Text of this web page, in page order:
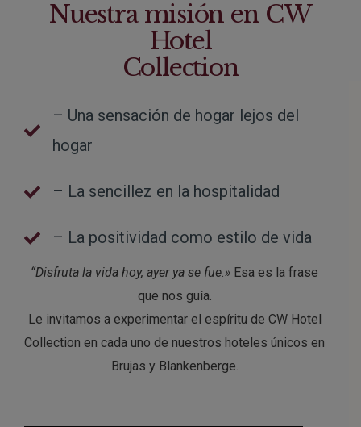
Nuestra misión en CW
Hotel
Collection
– Una sensación de hogar lejos del
hogar
– La sencillez en la hospitalidad
– La positividad como estilo de vida
“Disfruta la vida hoy, ayer ya se fue.» Esa es la frase
que nos guía.
Le invitamos a experimentar el espíritu de CW Hotel
Collection en cada uno de nuestros hoteles únicos en
Brujas y Blankenberge.